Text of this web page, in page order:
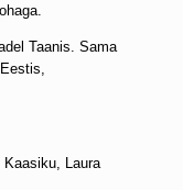
Taanis. Sama
Laura